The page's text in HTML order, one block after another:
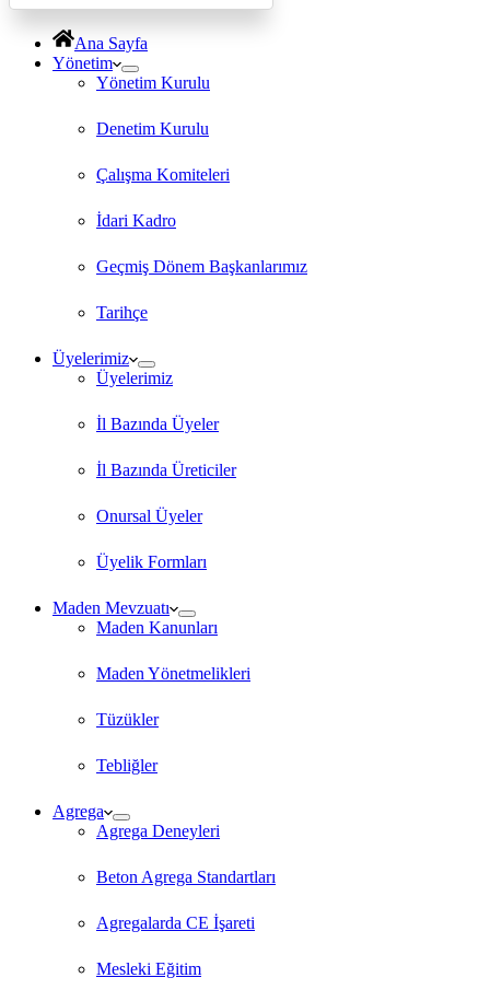
Ana Sayfa
Yönetim
Yönetim Kurulu
Denetim Kurulu
Çalışma Komiteleri
İdari Kadro
Geçmiş Dönem Başkanlarımız
Tarihçe
Üyelerimiz
Üyelerimiz
İl Bazında Üyeler
İl Bazında Üreticiler
Onursal Üyeler
Üyelik Formları
Maden Mevzuatı
Maden Kanunları
Maden Yönetmelikleri
Tüzükler
Tebliğler
Agrega
Agrega Deneyleri
Beton Agrega Standartları
Agregalarda CE İşareti
Mesleki Eğitim